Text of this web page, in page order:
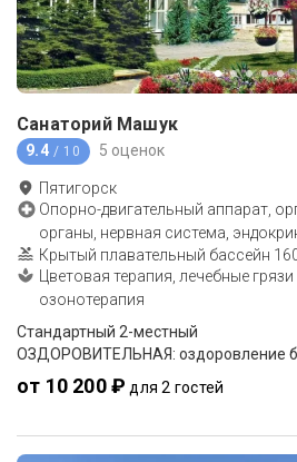
Санаторий Машук
9.4 / 10 5 оценок
Пятигорск
Опорно-двигательный аппарат,
органы, нервная система,
Крытый плавательный бассейн
Цветовая терапия, лечебные
озонотерапия
Стандартный 2-местный
от 10 200 ₽ для 2 гостей